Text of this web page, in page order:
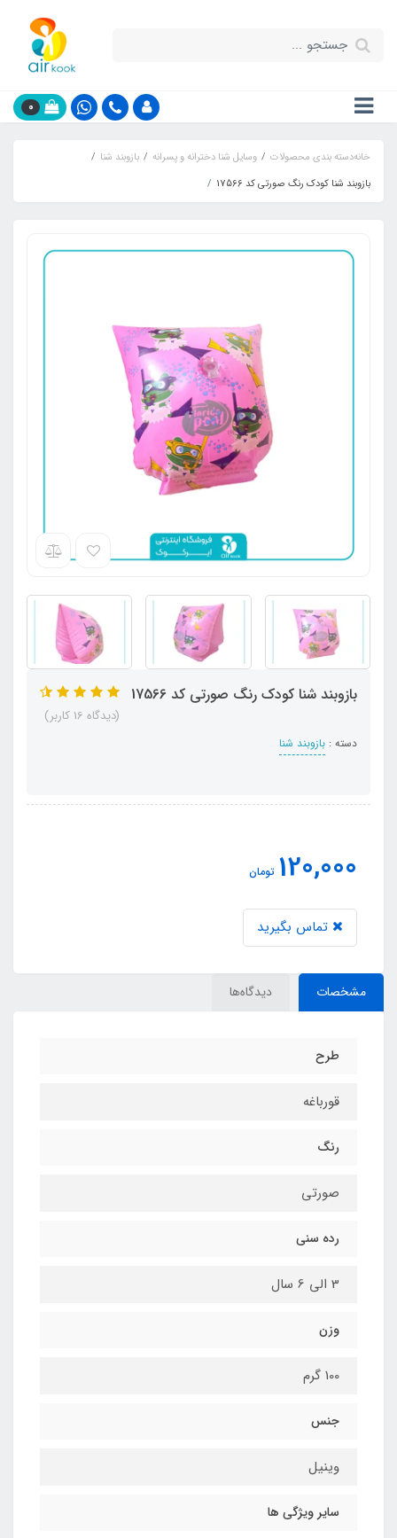
0
خانهدسته بندی محصولات وسایل شنا دخترانه و پسرانه
بازوبند شنا
بازوبند شنا کودک رنگ صورتی کد 17566
بازوبند شنا کودک رنگ صورتی کد 17566
دسته : بازوبند شنا
(دیدگاه 16 کاربر)
120,000 تومان
تماس بگیرید
مشخصات دیدگاه‌ها
طرح
قورباغه
رنگ
صورتی
رده سنی
3 الی 6 سال
وزن
100 گرم
جنس
وینیل
سایر ویژگی ها